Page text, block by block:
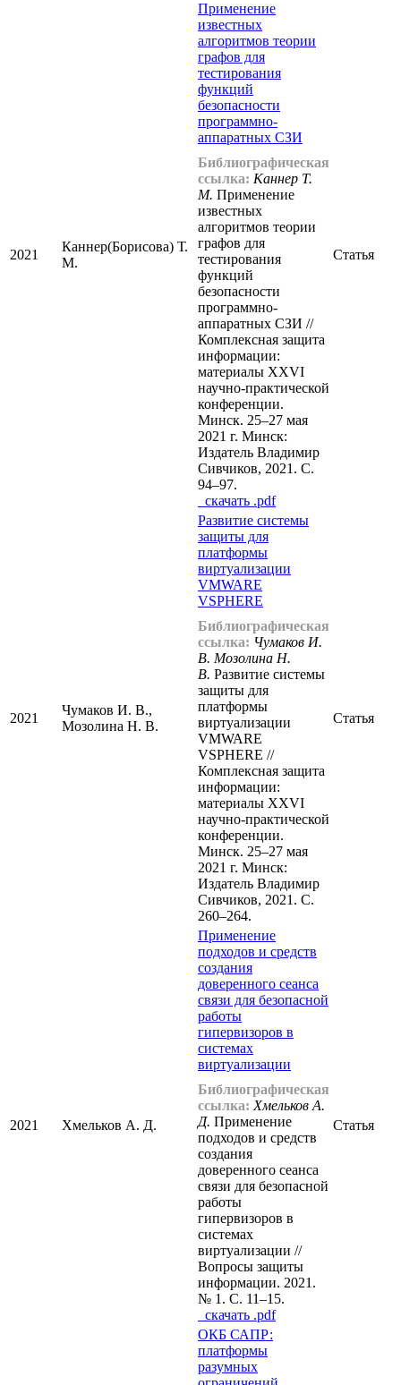
2021
Каннер(Борисова) Т.
М.
Применение
известных
алгоритмов теории
графов для
тестирования
функций
безопасности
программно-
аппаратных СЗИ
Библиографическая
ссылка: Каннер Т.
М. Применение
известных
алгоритмов теории
графов для
тестирования
функций
безопасности
программно-
аппаратных СЗИ //
Комплексная защита
информации:
материалы XXVI
научно-практической
конференции.
Минск. 25–27 мая
2021 г. Минск:
Издатель Владимир
Сивчиков, 2021. С.
94–97.
cкачать .pdf
Статья
2021
Чумаков И. В.,
Мозолина Н. В.
Развитие системы
защиты для
платформы
виртуализации
VMWARE
VSPHERE
Библиографическая
ссылка: Чумаков И.
В. Мозолина Н.
В. Развитие системы
защиты для
платформы
виртуализации
VMWARE
VSPHERE //
Комплексная защита
информации:
материалы XXVI
научно-практической
конференции.
Минск. 25–27 мая
2021 г. Минск:
Издатель Владимир
Сивчиков, 2021. С.
260–264.
Статья
2021 Хмельков А. Д.
Применение
подходов и средств
создания
доверенного сеанса
связи для безопасной
работы
гипервизоров в
системах
виртуализации
Библиографическая
ссылка: Хмельков А.
Д. Применение
подходов и средств
создания
доверенного сеанса
связи для безопасной
работы
гипервизоров в
системах
виртуализации //
Вопросы защиты
информации. 2021.
№ 1. С. 11–15.
cкачать .pdf
Статья
ОКБ САПР:
платформы
разумных